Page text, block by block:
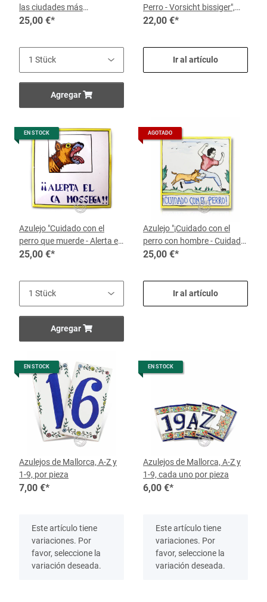
las ciudades más
importantes", por pieza
25,00 €*
Agregar
Perro - Vorsicht bissiger",
por pieza
22,00 €*
Ir al artículo
EN STOCK
Azulejo "Cuidado con el
perro que muerde - Alerta el
ca Mossega", por pieza
25,00 €*
Agregar
AGOTADO
Azulejo "¡Cuidado con el
perro con hombre - Cuidado
con el Perro!", por pieza
25,00 €*
Ir al artículo
EN STOCK
Azulejos de Mallorca, A-Z y
1-9, por pieza
7,00 €*
x
Este artículo tiene
variaciones. Por
favor, seleccione la
variación deseada.
EN STOCK
Azulejos de Mallorca, A-Z y
1-9, cada uno por pieza
6,00 €*
x
Este artículo tiene
variaciones. Por
favor, seleccione la
variación deseada.